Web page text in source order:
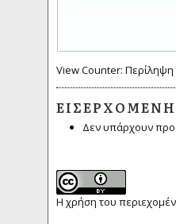
View Counter:
Δεν υπάρχουν
Η χρήση του